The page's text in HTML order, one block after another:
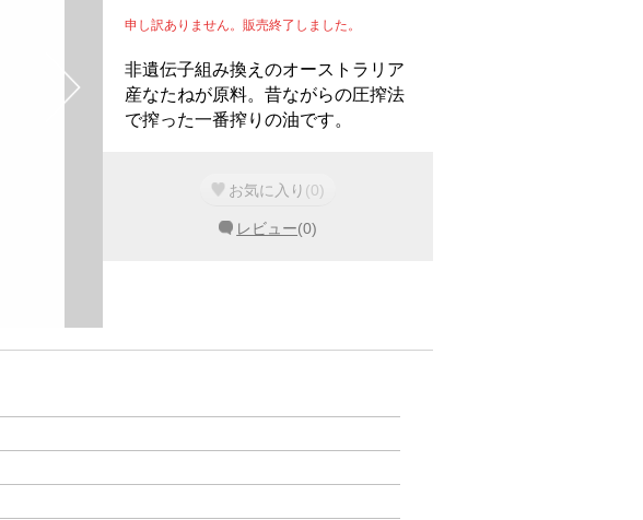
申し訳ありません。販売終了しました。
非遺伝子組み換えのオーストラリア
産なたねが原料。昔ながらの圧搾法
で搾った一番搾りの油です。
お気に入り (0)
レビュー(0)